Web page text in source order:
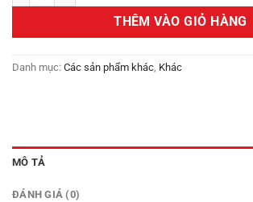
3,000,000₫.là:
THÊM VÀO GIỎ HÀNG
Danh mục: Các sản phẩm khác, Khác
MÔ TẢ
ĐÁNH GIÁ (0)